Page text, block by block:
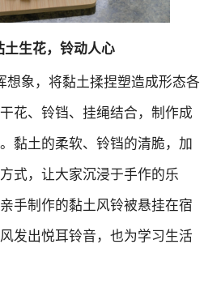
土生花，铃动人心
想象 ，将黏土揉捏塑造成形态各
干花、铃铛、挂绳结合，制作成
黏土的柔软、铃铛的清脆，加
式，让大家沉浸于手作的乐
手制作的黏土风铃被悬挂在宿
发出悦耳铃音，也为学习生活